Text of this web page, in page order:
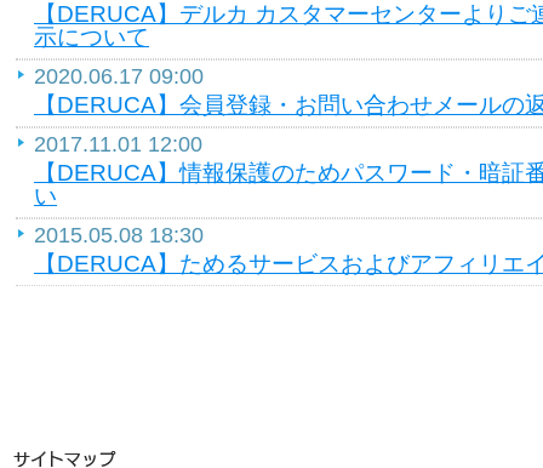
【DERUCA】デルカ カスタマーセンターより
示について
2020.06.17 09:00
【DERUCA】会員登録・お問い合わせメールの
2017.11.01 12:00
【DERUCA】情報保護のためパスワード・暗証
い
2015.05.08 18:30
【DERUCA】ためるサービスおよびアフィリエ